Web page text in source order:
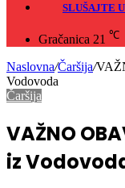
SLUŠAJTE
Gračanica 21 ℃
Naslovna/Čaršija/
Vodovoda
Čaršija
VAŽNO
iz